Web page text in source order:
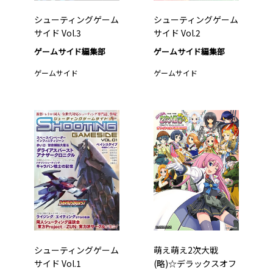
シューティングゲーム
サイド Vol.3
ゲームサイド編集部
ゲームサイド
シューティングゲーム
サイド Vol.2
ゲームサイド編集部
ゲームサイド
シューティングゲーム
サイド Vol.1
萌え萌え2次大戦
(略)☆デラックスオフ